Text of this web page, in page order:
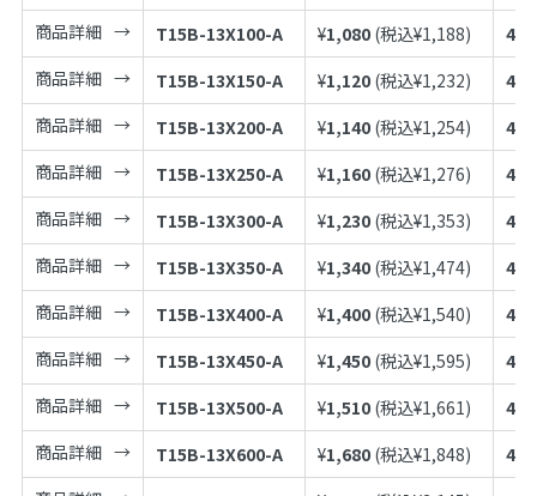
商品詳細
T15B-13X100-A ¥1,080 (税込¥1,188)
商品詳細
T15B-13X150-A ¥1,120 (税込¥1,232)
商品詳細
T15B-13X200-A ¥1,140 (税込¥1,254)
商品詳細
T15B-13X250-A ¥1,160 (税込¥1,276)
商品詳細
T15B-13X300-A ¥1,230 (税込¥1,353)
商品詳細
T15B-13X350-A ¥1,340 (税込¥1,474)
商品詳細
T15B-13X400-A ¥1,400 (税込¥1,540)
商品詳細
T15B-13X450-A ¥1,450 (税込¥1,595)
商品詳細
T15B-13X500-A ¥1,510 (税込¥1,661)
商品詳細
T15B-13X600-A ¥1,680 (税込¥1,848)